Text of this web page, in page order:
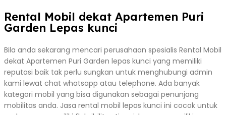
Rental Mobil dekat Apartemen Puri
Garden Lepas kunci
Bila anda sekarang mencari perusahaan spesialis Rental Mobil
dekat Apartemen Puri Garden lepas kunci yang memiliki
reputasi baik tak perlu sungkan untuk menghubungi admin
kami lewat chat whatsapp atau telephone. Ada banyak
kategori mobil yang bisa digunakan sebagai penunjang
mobilitas anda. Jasa rental mobil lepas kunci ini cocok untuk